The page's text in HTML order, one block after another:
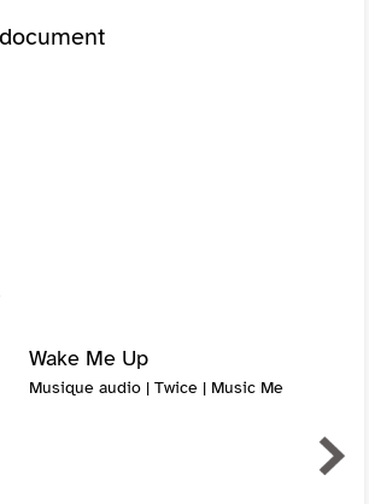
Wake Me Up
Musique audio | Twice | Music Me